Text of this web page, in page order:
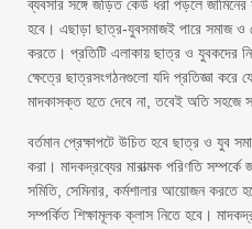
ব্যবসার সঙ্গে জড়িত কেউ ধরা পড়লে জামিনের
হবে। এছাড়া ছাত্র-যুবসমাজই পারে সমাজ ও
করতে। প্রতিটি এলাকায় ছাত্র ও যুবকদের
ক্ষেত্রে ছাত্রসংগঠনগুলো যদি প্রতিজ্ঞা করে
মাদকাসক্ত হতে দেবে না, তবেই অতি
বর্তমান প্রেক্ষাপটে উচিত হবে ছাত্র ও যুব
করা। মাদকদ্রব্যের মারাত্মক পরিণতি
সমিতি, সেমিনার, কর্মশালার আয়োজন করতে হবে
সম্পর্কিত শিক্ষামূলক ক্লাস নিতে হবে।